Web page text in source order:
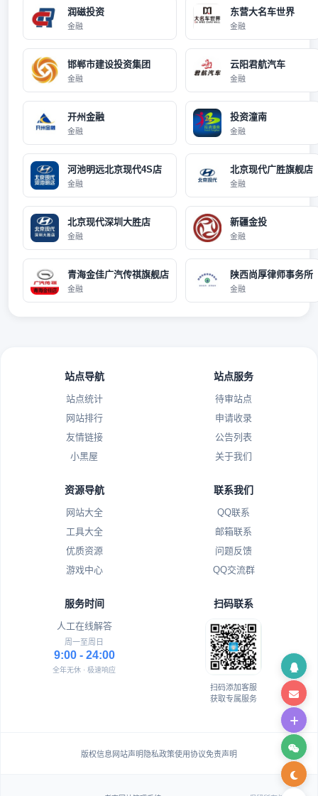
润磁投资
金融
东营大名车世界
金融
邯郸市建设投资集团
金融
云阳君航汽车
金融
开州金融
金融
投资潼南
金融
河池明远北京现代4S店
金融
北京现代广胜旗舰店
金融
北京现代深圳大胜店
金融
新疆金投
金融
青海金佳广汽传祺旗舰店
金融
陕西尚厚律师事务所
金融
站点导航
站点统计
网站排行
友情链接
小黑屋
站点服务
待审站点
申请收录
公告列表
关于我们
资源导航
网站大全
工具大全
优质资源
游戏中心
联系我们
QQ联系
邮箱联系
问题反馈
QQ交流群
服务时间
人工在线解答
周一至周日
9:00 - 24:00
全年无休 · 极速响应
扫码联系
扫码添加客服
获取专属服务
版权信息网站声明 隐私政策使用协议免责声明